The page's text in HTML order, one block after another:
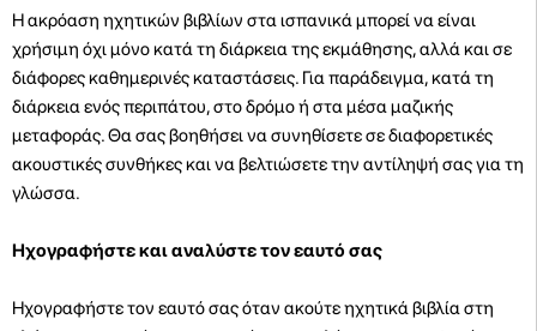
Η ακρόαση ηχητικών βιβλίων στα ισπανικά μπορεί να είναι
χρήσιμη όχι μόνο κατά τη διάρκεια της εκμάθησης, αλλά και σε
διάφορες καθημερινές καταστάσεις. Για παράδειγμα, κατά τη
διάρκεια ενός περιπάτου, στο δρόμο ή στα μέσα μαζικής
μεταφοράς. Θα σας βοηθήσει να συνηθίσετε σε διαφορετικές
ακουστικές συνθήκες και να βελτιώσετε την αντίληψή σας για τη
γλώσσα.
Ηχογραφήστε και αναλύστε τον εαυτό σας
Ηχογραφήστε τον εαυτό σας όταν ακούτε ηχητικά βιβλία στη